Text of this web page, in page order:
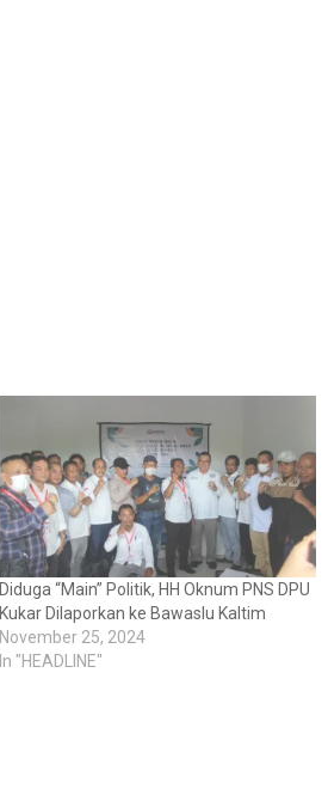
Diduga “Main” Politik, HH Oknum PNS DPU
Kukar Dilaporkan ke Bawaslu Kaltim
November 25, 2024
In "HEADLINE"